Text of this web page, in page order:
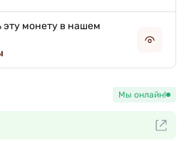
монету в нашем
Мы онлайн!